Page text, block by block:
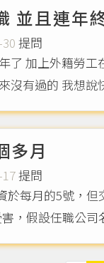
並且連年
提問
了 加上外籍勞
沒有過的 我想
多月
提問
於每月的5號，
，假設任職公